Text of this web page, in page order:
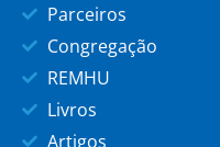
Parceiros
Congregação
REMHU
Livros
Artigos